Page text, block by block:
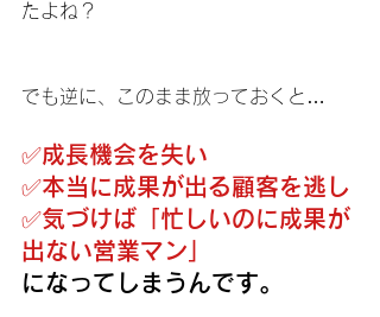
たよね？
でも逆に、このまま放っておくと…
✅成長機会を失い
✅本当に成果が出る顧客を逃し
✅気づけば「忙しいのに成果が
出ない営業マン」
になってしまうんです。